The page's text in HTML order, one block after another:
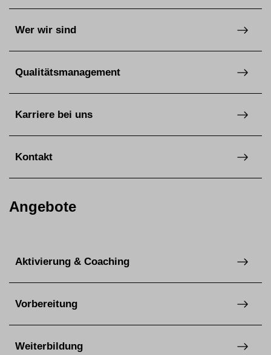
Wer wir sind
Qualitätsmanagement
Karriere bei uns
Kontakt
Angebote
Aktivierung & Coaching
Vorbereitung
Weiterbildung